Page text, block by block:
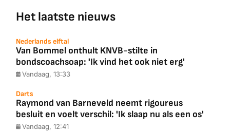
Het laatste nieuws
Nederlands elftal
Van Bommel onthult KNVB-stilte in
bondscoachsoap: 'Ik vind het ook niet erg'
Vandaag, 13:33
Darts
Raymond van Barneveld neemt rigoureus
besluit en voelt verschil: 'Ik slaap nu als een os'
Vandaag, 12:41